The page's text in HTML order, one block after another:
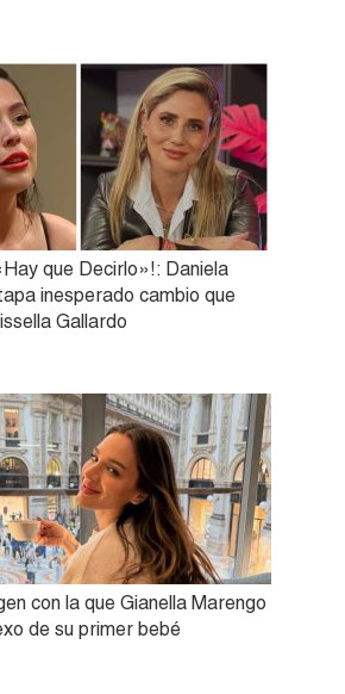
que Decirlo»!: Daniela
inesperado cambio que
Gallardo
con la que Gianella Marengo
de su primer bebé